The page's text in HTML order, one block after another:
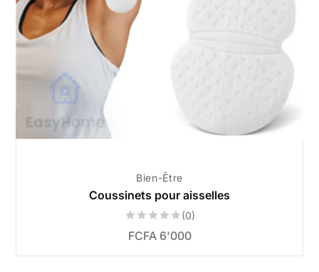
Bien-Être
Coussinets pour aisselles
(0)
FCFA6'000